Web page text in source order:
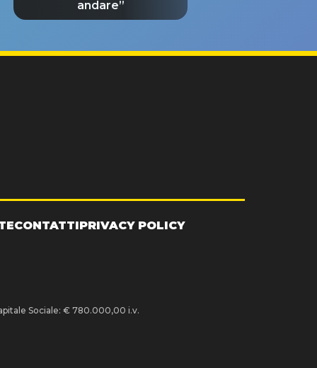
andare”
CONTATTIPRIVACY POLICY
Sociale: € 780.000,00 i.v.